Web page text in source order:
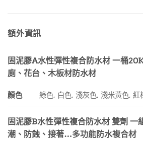
額外資訊
固泥膠A水性彈性複合防水材 一桶
廁、花台、木板材防水材
顏色 綠色, 白色, 淺灰色, 淺米黃色, 紅
固泥膠B水性彈性複合防水材 雙劑 一
潮、防蝕、接著…多功能防水複合材